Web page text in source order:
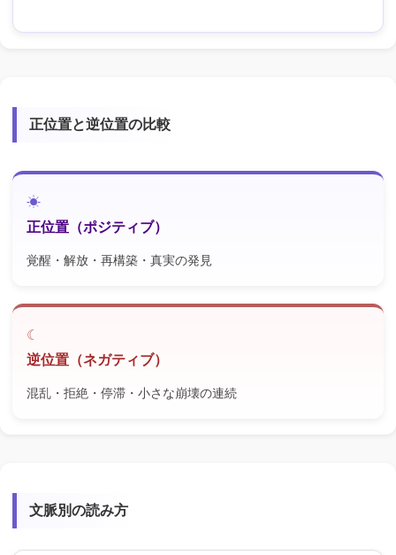
正位置と逆位置の比較
正位置（ポジティブ）
覚醒・解放・再構築・真実の発見
逆位置（ネガティブ）
混乱・拒絶・停滞・小さな崩壊の連続
文脈別の読み方